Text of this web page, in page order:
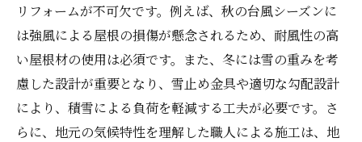
リフォームが不可欠です。例えば、秋の台風シーズンに
は強風による屋根の損傷が懸念されるため、耐風性の高
い屋根材の使用は必須です。また、冬には雪の重みを考
慮した設計が重要となり、雪止め金具や適切な勾配設計
により、積雪による負荷を軽減する工夫が必要です。さ
らに、地元の気候特性を理解した職人による施工は、地